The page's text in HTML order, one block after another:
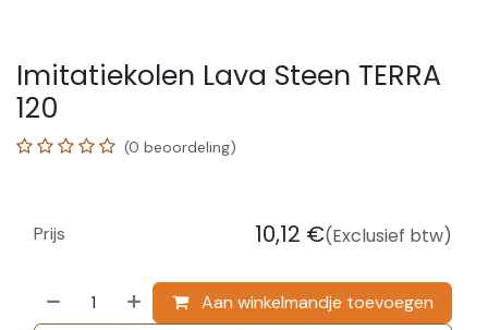
Imitatiekolen Lava Steen TERRA
120
(0 beoordeling)
Aan winkelmandje toevoegen
Prijs 10,12 €(Exclusief btw)